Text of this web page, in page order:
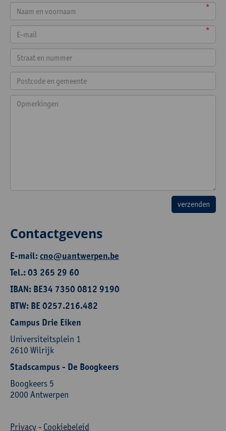
*
*
Contactgevens
E-mail:cno@uantwerpen.be
Tel.: 03 265 29 60
IBAN: BE34 7350 0812 9190
BTW: BE 0257.216.482
Campus Drie Eiken
Universiteitsplein 1
2610 Wilrijk
Stadscampus - De Boogkeers
Boogkeers 5
2000 Antwerpen
Privacy- Cookiebeleid